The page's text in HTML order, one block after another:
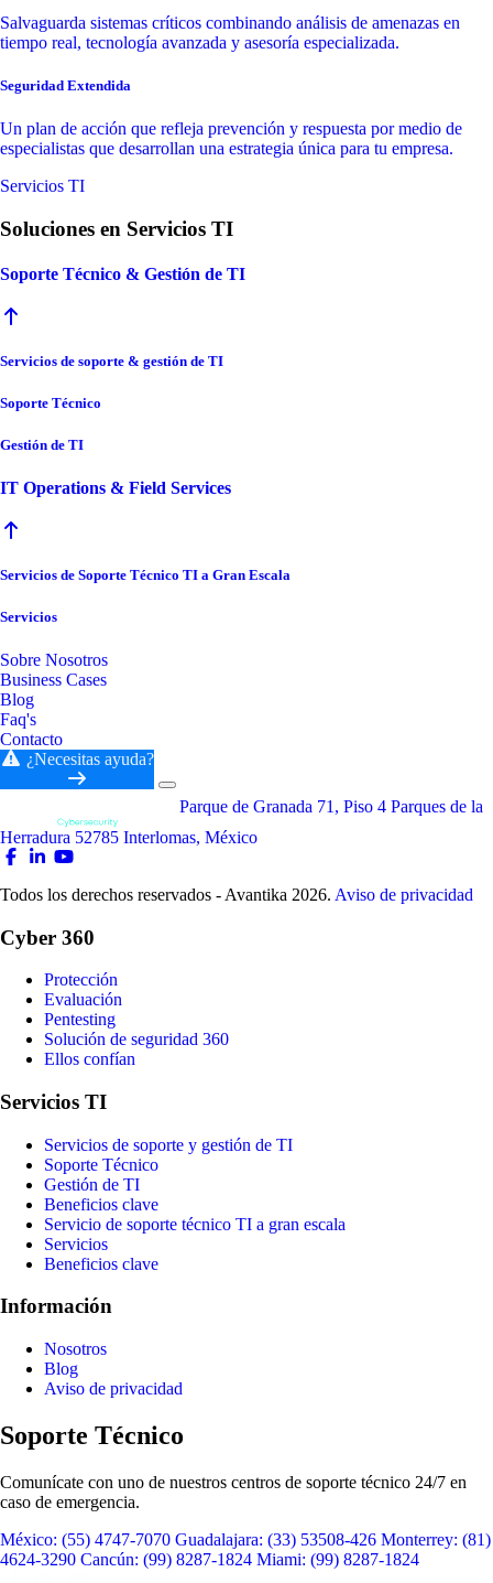
Salvaguarda sistemas críticos combinando análisis de amenazas en
tiempo real, tecnología avanzada y asesoría especializada.
Seguridad Extendida
Un plan de acción que refleja prevención y respuesta por medio de
especialistas que desarrollan una estrategia única para tu empresa.
Servicios TI
Soluciones en Servicios TI
Soporte Técnico & Gestión de TI
Servicios de soporte & gestión de TI
Soporte Técnico
Gestión de TI
IT Operations & Field Services
Servicios de Soporte Técnico TI a Gran Escala
Servicios
Sobre Nosotros
Business Cases
Blog
Faq's
Contacto
¿Necesitas ayuda?
Parque de Granada 71, Piso 4 Parques de la
Herradura 52785 Interlomas, México
Todos los derechos reservados - Avantika 2026. Aviso de privacidad
Cyber 360
Protección
Evaluación
Pentesting
Solución de seguridad 360
Ellos confían
Servicios TI
Servicios de soporte y gestión de TI
Soporte Técnico
Gestión de TI
Beneficios clave
Servicio de soporte técnico TI a gran escala
Servicios
Beneficios clave
Información
Nosotros
Blog
Aviso de privacidad
Soporte Técnico
Comunícate con uno de nuestros centros de soporte técnico 24/7 en
caso de emergencia.
México: (55) 4747-7070 Guadalajara: (33) 53508-426 Monterrey: (81)
4624-3290 Cancún: (99) 8287-1824 Miami: (99) 8287-1824